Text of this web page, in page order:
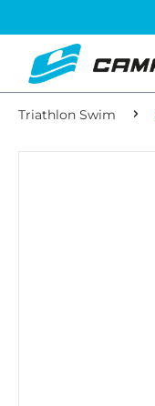
Triathlon Swim